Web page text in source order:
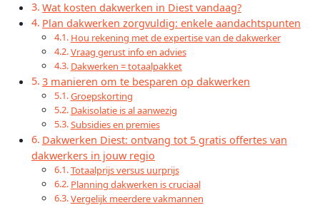
Wat kosten dakwerken in Diest vandaag?
Plan dakwerken zorgvuldig: enkele aandachtspunten
Hou rekening met de expertise van de dakwerker
Vraag gerust info en advies
Dakwerken = totaalpakket
3 manieren om te besparen op dakwerken
Groepskorting
Dakisolatie is al aanwezig
Subsidies en premies
Dakwerken Diest: ontvang tot 5 gratis offertes van
dakwerkers in jouw regio
Totaalprijs versus uurprijs
Planning dakwerken is cruciaal
Vergelijk meerdere vakmannen